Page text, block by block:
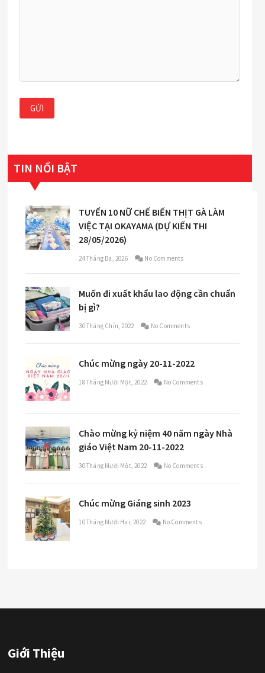
TIN NỔI BẬT
TUYỂN 10 NỮ CHẾ BIẾN THỊT GÀ LÀM
VIỆC TẠI OKAYAMA (DỰ KIẾN THI
28/05/2026)
24 Tháng Ba, 2026 No Comments
Muốn đi xuất khẩu lao động cần chuẩn
bị gì?
30 Tháng Chín, 2022 No Comments
Chúc mừng ngày 20-11-2022
18 Tháng Mười Một, 2022 No Comments
Chào mừng kỷ niệm 40 năm ngày Nhà
giáo Việt Nam 20-11-2022
30 Tháng Mười Một, 2022 No Comments
Chúc mừng Giáng sinh 2023
10 Tháng Mười Hai, 2022 No Comments
Giới Thiệu